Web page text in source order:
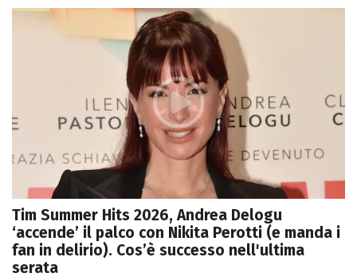
Tim Summer Hits 2026, Andrea Delogu
‘accende’ il palco con Nikita Perotti (e manda i
fan in delirio). Cos’è successo nell'ultima
serata